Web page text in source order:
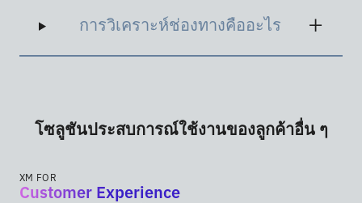
การวิเคราะห์ช่องทางคืออะไร
โซลูชันประสบการณ์ใช้งานของลูกค้าอื่น ๆ
XM FOR
Customer Experience